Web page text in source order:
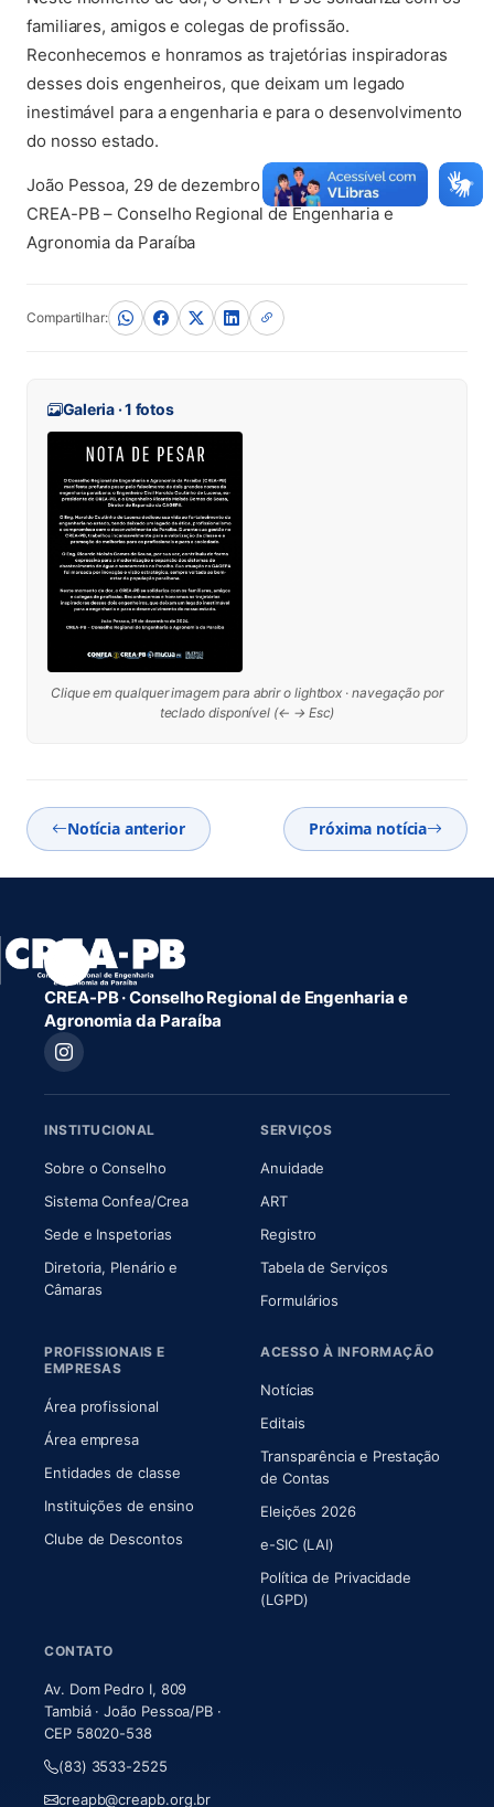
familiares, amigos e colegas de profissão.
Reconhecemos e honramos as trajetórias inspiradoras
desses dois engenheiros, que deixam um legado
inestimável para a engenharia e para o desenvolvimento
do nosso estado.
João Pessoa, 29 de dezembro de 2024.
CREA-PB – Conselho Regional de Engenharia e
Agronomia da Paraíba
Compartilhar:
Galeria · 1 fotos
Clique em qualquer imagem para abrir o lightbox · navegação por
teclado disponível (← → Esc)
Notícia anterior Próxima notícia
CREA-PB · Conselho Regional de Engenharia e
Agronomia da Paraíba
INSTITUCIONAL
Sobre o Conselho(abre em nova aba)
Sistema Confea/Crea(abre em nova aba)
Sede e Inspetorias
Diretoria, Plenário e
Câmaras(abre em nova aba)
SERVIÇOS
Anuidade
ART(abre em nova aba)
Registro
Tabela de Serviços
Formulários
PROFISSIONAIS E
EMPRESAS
Área profissional
Área empresa
Entidades de classe
Instituições de ensino
Clube de Descontos
ACESSO À INFORMAÇÃO
Notícias
Editais
Transparência e Prestação
de Contas
Eleições 2026
e-SIC (LAI)
Política de Privacidade
(LGPD)
CONTATO
Av. Dom Pedro I, 809
Tambiá · João Pessoa/PB ·
CEP 58020-538
(83) 3533-2525
creapb@creapb.org.br